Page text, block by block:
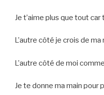
Je t’aime plus que tout
L’autre côté je crois de
L’autre côté de moi
Je te donne ma main pour